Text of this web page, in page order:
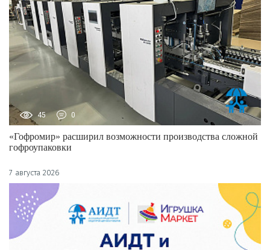
45 0
«Гофромир» расширил возможности производства сложной
гофроупаковки
7 августа 2026